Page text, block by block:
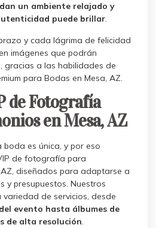
un ambiente relajado y
puede brillar.
y cada lágrima de felicidad
imágenes que podrán
gracias a las habilidades de
para Bodas en Mesa, AZ.
de Fotografía
en Mesa, AZ
boda es única, y por eso
de fotografía para
diseñados para adaptarse a
y presupuestos. Nuestros
variedad de servicios, desde
evento hasta álbumes de
de alta resolución.